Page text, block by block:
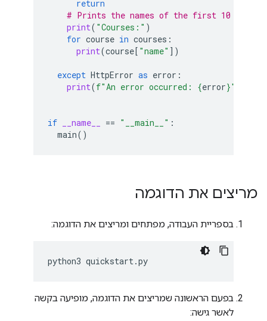
return
# Prints the names of the first 10
print( "Courses:" )
for course in courses :
print(course[ "name" ])
except HttpError as error :
print(f"An error occurred: {error}"
if __name__ == "__main__" :
main()
מריצים את הדוגמה
בספריית העבודה, מפתחים ומריצים את הדוגמה:
python3 quickstart.py
בפעם הראשונה שמריצים את הדוגמה, מופיעה בקשה
לאשר גישה: